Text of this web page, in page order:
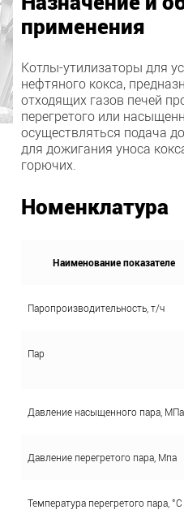
применения
Котлы-утилизаторы для
нефтяного кокса,
отходящих газов печей
перегретого или
осуществляться подача
для дожигания уноса
горючих.
Номенклатура
Наименование показателе
Паропроизводительность, т/ч
Пар
Давление насыщенного пара, МПа
Давление перегретого пара, Мпа
Температура перегретого пара, °С